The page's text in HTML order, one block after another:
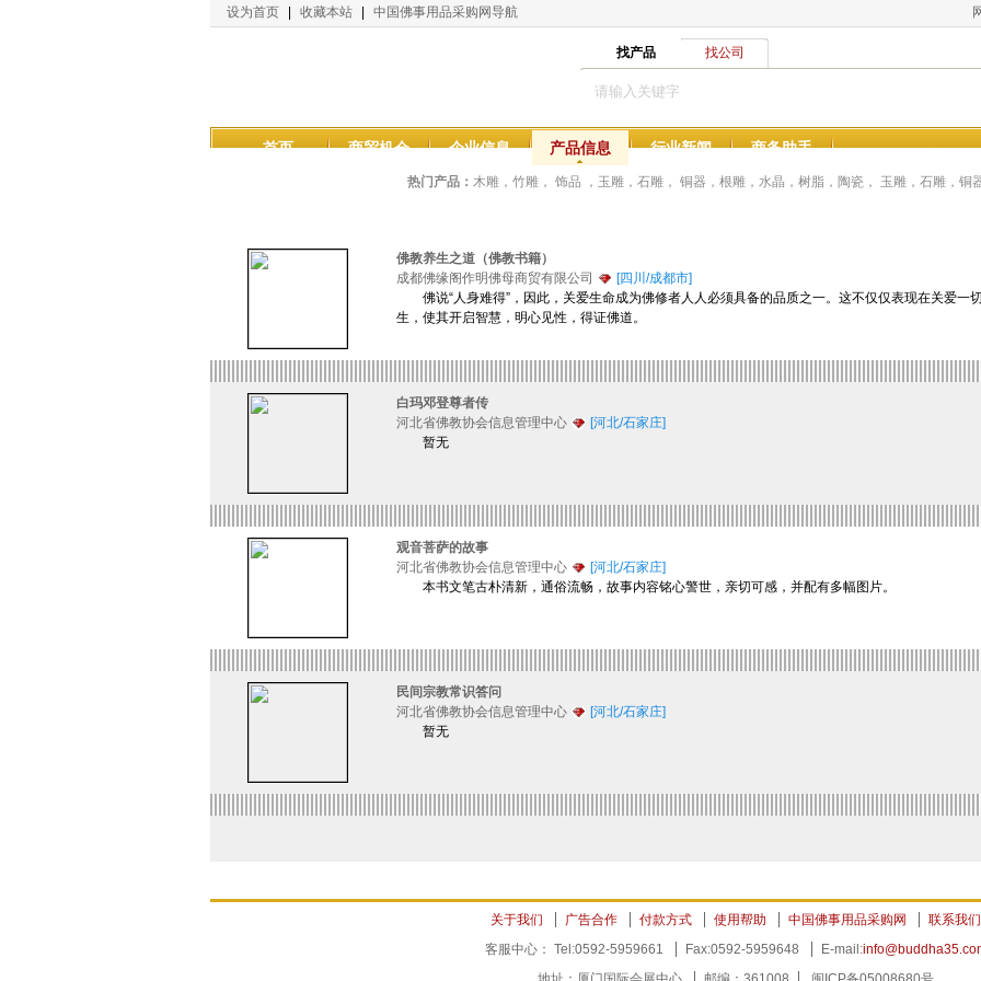
设为首页 收藏本站 中国佛事用品采购网导航
找产品 找公司
首页 商贸机会 企业信息 产品信息 行业新闻 商务助手
热门产品： 木雕，竹雕， 饰品 ，玉雕，石雕， 铜器，根雕，水晶，树脂，陶瓷， 玉雕，石雕，铜
佛教养生之道（佛教书籍）
成都佛缘阁作明佛母商贸有限公司
[四川/成都市]
佛说“人身难得”，因此，关爱生命成为佛修者人人必须具备的品质之一。这不仅仅表现在关爱一
生，使其开启智慧，明心见性，得证佛道。
白玛邓登尊者传
河北省佛教协会信息管理中心
[河北/石家庄]
暂无
观音菩萨的故事
河北省佛教协会信息管理中心
[河北/石家庄]
本书文笔古朴清新，通俗流畅，故事内容铭心警世，亲切可感，并配有多幅图片。
民间宗教常识答问
河北省佛教协会信息管理中心
[河北/石家庄]
暂无
关于我们 广告合作 付款方式 使用帮助 中国佛事用品采购网
联系我们
客服中心： Tel:0592-5959661
Fax:0592-5959648 E-mail: